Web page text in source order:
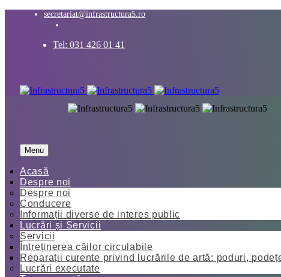
secretariat@infrastructura5.ro
Tel: 031 426 01 41
Menu
Acasă
Despre noi
Despre noi
Conducere
Informații diverse de interes public
Lucrări și Servicii
Servicii
Întreținerea căilor circulabile
Reparații curente privind lucrările de artă: poduri,
Lucrări executate